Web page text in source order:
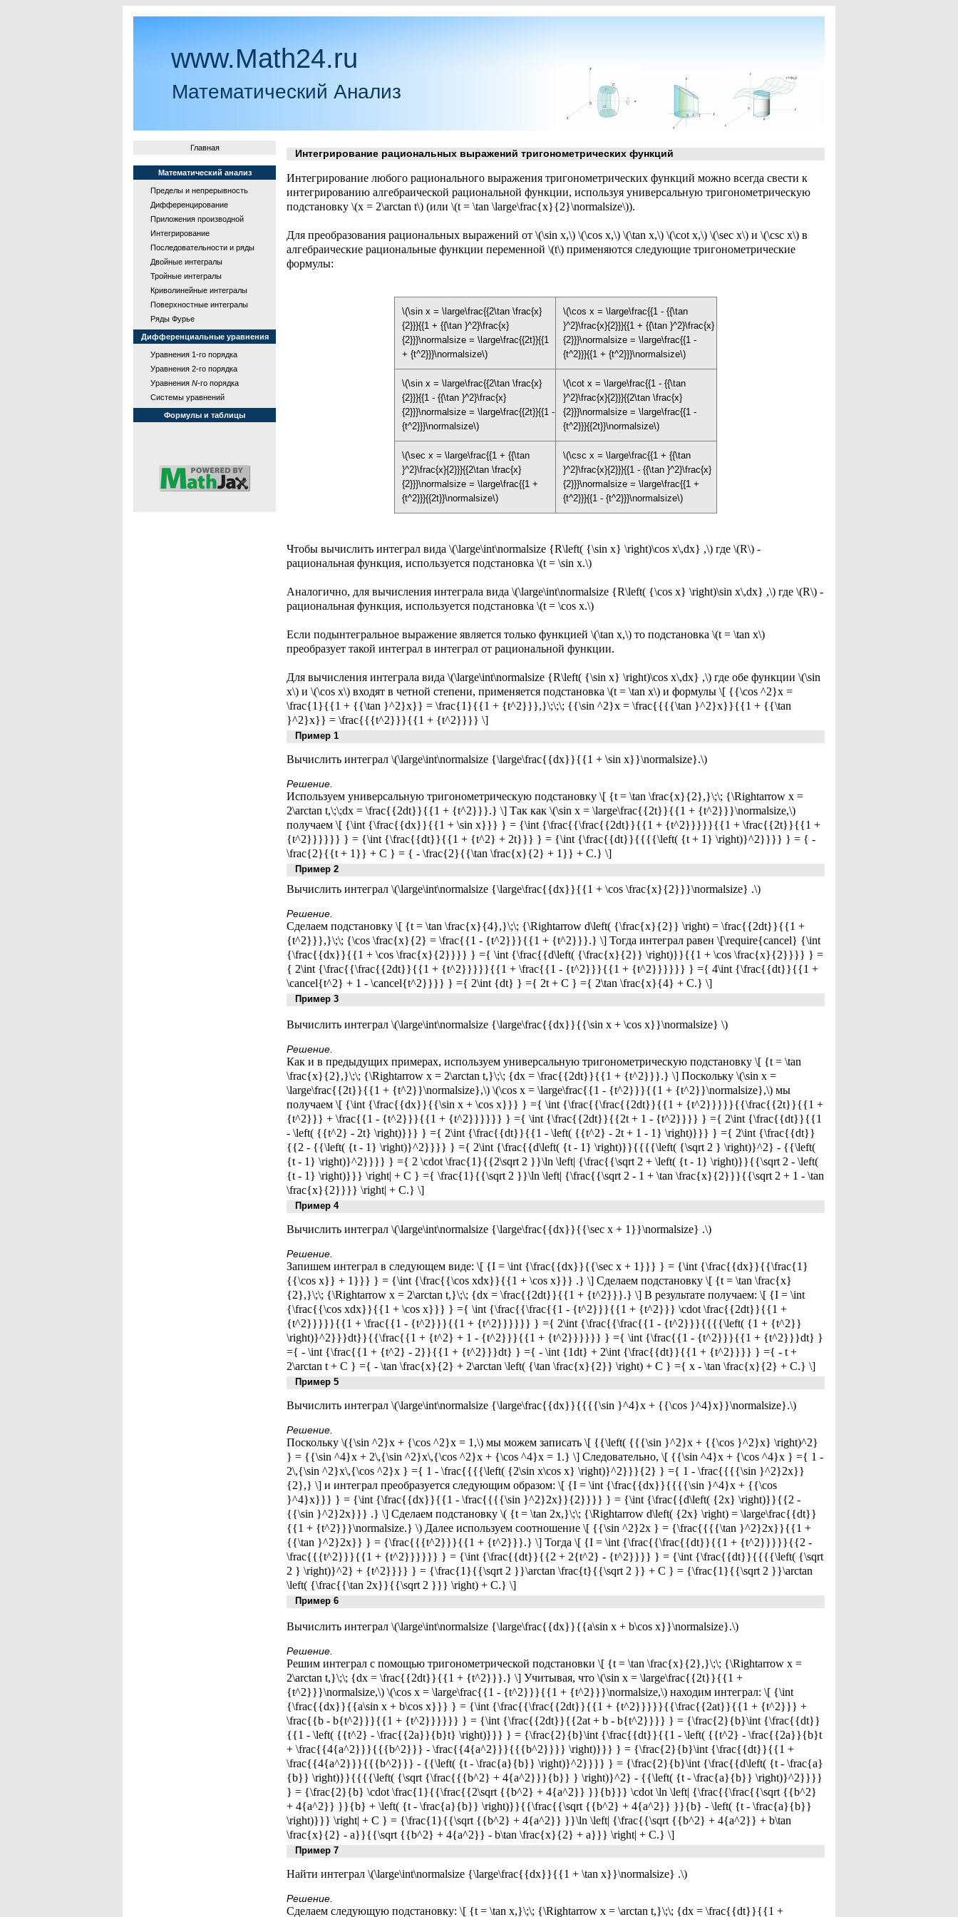
www.Math24.ru
Математический Анализ
Главная
Математический анализ
Пределы и непрерывность
Дифференцирование
Приложения производной
Интегрирование
Последовательности и ряды
Двойные интегралы
Тройные интегралы
Криволинейные интегралы
Поверхностные интегралы
Ряды Фурье
Дифференциальные уравнения
Уравнения 1-го порядка
Уравнения 2-го порядка
Уравнения N-го порядка
Системы уравнений
Формулы и таблицы
Интегрирование рациональных выражений тригонометрических функций
Интегрирование любого рационального выражения тригонометрических функций можно всегда свести к
интегрированию алгебраической рациональной функции, используя универсальную тригонометрическую
подстановку \(x = 2\arctan t\) (или \(t = \tan \large\frac{x}{2}\normalsize\)).
Для преобразования рациональных выражений от \(\sin x,\) \(\cos x,\) \(\tan x,\) \(\cot x,\) \(\sec x\) и \(\csc x\) в
алгебраические рациональные функции переменной \(t\) применяются следующие тригонометрические
формулы:
\(\sin x = \large\frac{{2\tan \frac{x}
{2}}}{{1 + {{\tan }^2}\frac{x}
{2}}}\normalsize = \large\frac{{2t}}{{1
+ {t^2}}}\normalsize\)
\(\cos x = \large\frac{{1 - {{\tan
}^2}\frac{x}{2}}}{{1 + {{\tan }^2}\frac{x}
{2}}}\normalsize = \large\frac{{1 -
{t^2}}}{{1 + {t^2}}}\normalsize\)
\(\sin x = \large\frac{{2\tan \frac{x}
{2}}}{{1 - {{\tan }^2}\frac{x}
{2}}}\normalsize = \large\frac{{2t}}{{1 -
{t^2}}}\normalsize\)
\(\cot x = \large\frac{{1 - {{\tan
}^2}\frac{x}{2}}}{{2\tan \frac{x}
{2}}}\normalsize = \large\frac{{1 -
{t^2}}}{{2t}}\normalsize\)
\(\sec x = \large\frac{{1 + {{\tan
}^2}\frac{x}{2}}}{{2\tan \frac{x}
{2}}}\normalsize = \large\frac{{1 +
{t^2}}}{{2t}}\normalsize\)
\(\csc x = \large\frac{{1 + {{\tan
}^2}\frac{x}{2}}}{{1 - {{\tan }^2}\frac{x}
{2}}}\normalsize = \large\frac{{1 +
{t^2}}}{{1 - {t^2}}}\normalsize\)
Чтобы вычислить интеграл вида \(\large\int\normalsize {R\left( {\sin x} \right)\cos x\,dx} ,\) где \(R\) -
рациональная функция, используется подстановка \(t = \sin x.\)
Аналогично, для вычисления интеграла вида \(\large\int\normalsize {R\left( {\cos x} \right)\sin x\,dx} ,\) где \(R\) -
рациональная функция, используется подстановка \(t = \cos x.\)
Если подынтегральное выражение является только функцией \(\tan x,\) то подстановка \(t = \tan x\)
преобразует такой интеграл в интеграл от рациональной функции.
Для вычисления интеграла вида \(\large\int\normalsize {R\left( {\sin x} \right)\cos x\,dx} ,\) где обе функции \(\sin
x\) и \(\cos x\) входят в четной степени, применяется подстановка \(t = \tan x\) и формулы \[ {{\cos ^2}x =
\frac{1}{{1 + {{\tan }^2}x}} = \frac{1}{{1 + {t^2}}},}\;\;\; {{\sin ^2}x = \frac{{{{\tan }^2}x}}{{1 + {{\tan
}^2}x}} = \frac{{{t^2}}}{{1 + {t^2}}}} \]
Пример 1
Вычислить интеграл \(\large\int\normalsize {\large\frac{{dx}}{{1 + \sin x}}\normalsize}.\)
Решение.
Используем универсальную тригонометрическую подстановку \[ {t = \tan \frac{x}{2},}\;\; {\Rightarrow x =
2\arctan t,\;\;dx = \frac{{2dt}}{{1 + {t^2}}}.} \] Так как \(\sin x = \large\frac{{2t}}{{1 + {t^2}}}\normalsize,\)
получаем \[ {\int {\frac{{dx}}{{1 + \sin x}}} } = {\int {\frac{{\frac{{2dt}}{{1 + {t^2}}}}}{{1 + \frac{{2t}}{{1 +
{t^2}}}}}} } = {\int {\frac{{dt}}{{1 + {t^2} + 2t}}} } = {\int {\frac{{dt}}{{{{\left( {t + 1} \right)}^2}}}} } = { -
\frac{2}{{t + 1}} + C } = { - \frac{2}{{\tan \frac{x}{2} + 1}} + C.} \]
Пример 2
Вычислить интеграл \(\large\int\normalsize {\large\frac{{dx}}{{1 + \cos \frac{x}{2}}}\normalsize} .\)
Решение.
Сделаем подстановку \[ {t = \tan \frac{x}{4},}\;\; {\Rightarrow d\left( {\frac{x}{2}} \right) = \frac{{2dt}}{{1 +
{t^2}}},}\;\; {\cos \frac{x}{2} = \frac{{1 - {t^2}}}{{1 + {t^2}}}.} \] Тогда интеграл равен \[\require{cancel} {\int
{\frac{{dx}}{{1 + \cos \frac{x}{2}}}} } ={ \int {\frac{{d\left( {\frac{x}{2}} \right)}}{{1 + \cos \frac{x}{2}}}} } =
{ 2\int {\frac{{\frac{{2dt}}{{1 + {t^2}}}}}{{1 + \frac{{1 - {t^2}}}{{1 + {t^2}}}}}} } ={ 4\int {\frac{{dt}}{{1 +
\cancel{t^2} + 1 - \cancel{t^2}}}} } ={ 2\int {dt} } ={ 2t + C } ={ 2\tan \frac{x}{4} + C.} \]
Пример 3
Вычислить интеграл \(\large\int\normalsize {\large\frac{{dx}}{{\sin x + \cos x}}\normalsize} \)
Решение.
Как и в предыдущих примерах, используем универсальную тригонометрическую подстановку \[ {t = \tan
\frac{x}{2},}\;\; {\Rightarrow x = 2\arctan t,}\;\; {dx = \frac{{2dt}}{{1 + {t^2}}}.} \] Поскольку \(\sin x =
\large\frac{{2t}}{{1 + {t^2}}\normalsize},\) \(\cos x = \large\frac{{1 - {t^2}}}{{1 + {t^2}}\normalsize},\) мы
получаем \[ {\int {\frac{{dx}}{{\sin x + \cos x}}} } ={ \int {\frac{{\frac{{2dt}}{{1 + {t^2}}}}}{{\frac{{2t}}{{1 +
{t^2}}} + \frac{{1 - {t^2}}}{{1 + {t^2}}}}}} } ={ \int {\frac{{2dt}}{{2t + 1 - {t^2}}}} } ={ 2\int {\frac{{dt}}{{1
- \left( {{t^2} - 2t} \right)}}} } ={ 2\int {\frac{{dt}}{{1 - \left( {{t^2} - 2t + 1 - 1} \right)}}} } ={ 2\int {\frac{{dt}}
{{2 - {{\left( {t - 1} \right)}^2}}}} } ={ 2\int {\frac{{d\left( {t - 1} \right)}}{{{{\left( {\sqrt 2 } \right)}^2} - {{\left(
{t - 1} \right)}^2}}}} } ={ 2 \cdot \frac{1}{{2\sqrt 2 }}\ln \left| {\frac{{\sqrt 2 + \left( {t - 1} \right)}}{{\sqrt 2 - \left(
{t - 1} \right)}}} \right| + C } ={ \frac{1}{{\sqrt 2 }}\ln \left| {\frac{{\sqrt 2 - 1 + \tan \frac{x}{2}}}{{\sqrt 2 + 1 - \tan
\frac{x}{2}}}} \right| + C.} \]
Пример 4
Вычислить интеграл \(\large\int\normalsize {\large\frac{{dx}}{{\sec x + 1}}\normalsize} .\)
Решение.
Запишем интеграл в следующем виде: \[ {I = \int {\frac{{dx}}{{\sec x + 1}}} } = {\int {\frac{{dx}}{{\frac{1}
{{\cos x}} + 1}}} } = {\int {\frac{{\cos xdx}}{{1 + \cos x}}} .} \] Сделаем подстановку \[ {t = \tan \frac{x}
{2},}\;\; {\Rightarrow x = 2\arctan t,}\;\; {dx = \frac{{2dt}}{{1 + {t^2}}}.} \] В результате получаем: \[ {I = \int
{\frac{{\cos xdx}}{{1 + \cos x}}} } ={ \int {\frac{{\frac{{1 - {t^2}}}{{1 + {t^2}}} \cdot \frac{{2dt}}{{1 +
{t^2}}}}}{{1 + \frac{{1 - {t^2}}}{{1 + {t^2}}}}}} } ={ 2\int {\frac{{\frac{{1 - {t^2}}}{{{{\left( {1 + {t^2}}
\right)}^2}}}dt}}{{\frac{{1 + {t^2} + 1 - {t^2}}}{{1 + {t^2}}}}}} } ={ \int {\frac{{1 - {t^2}}}{{1 + {t^2}}}dt} }
={ - \int {\frac{{1 + {t^2} - 2}}{{1 + {t^2}}}dt} } ={ - \int {1dt} + 2\int {\frac{{dt}}{{1 + {t^2}}}} } ={ - t +
2\arctan t + C } ={ - \tan \frac{x}{2} + 2\arctan \left( {\tan \frac{x}{2}} \right) + C } ={ x - \tan \frac{x}{2} + C.} \]
Пример 5
Вычислить интеграл \(\large\int\normalsize {\large\frac{{dx}}{{{{\sin }^4}x + {{\cos }^4}x}}\normalsize}.\)
Решение.
Поскольку \({\sin ^2}x + {\cos ^2}x = 1,\) мы можем записать \[ {{\left( {{{\sin }^2}x + {{\cos }^2}x} \right)^2}
} = {{\sin ^4}x + 2\,{\sin ^2}x\,{\cos ^2}x + {\cos ^4}x = 1.} \] Следовательно, \[ {{\sin ^4}x + {\cos ^4}x } ={ 1 -
2\,{\sin ^2}x\,{\cos ^2}x } ={ 1 - \frac{{{{\left( {2\sin x\cos x} \right)}^2}}}{2} } ={ 1 - \frac{{{{\sin }^2}2x}}
{2},} \] и интеграл преобразуется следующим образом: \[ {I = \int {\frac{{dx}}{{{{\sin }^4}x + {{\cos
}^4}x}}} } = {\int {\frac{{dx}}{{1 - \frac{{{{\sin }^2}2x}}{2}}}} } = {\int {\frac{{d\left( {2x} \right)}}{{2 -
{{\sin }^2}2x}}} .} \] Сделаем подстановку \( {t = \tan 2x,}\;\; {\Rightarrow d\left( {2x} \right) = \large\frac{{dt}}
{{1 + {t^2}}}\normalsize.} \) Далее используем соотношение \[ {{\sin ^2}2x } = {\frac{{{{\tan }^2}2x}}{{1 +
{{\tan }^2}2x}} } = {\frac{{{t^2}}}{{1 + {t^2}}}.} \] Тогда \[ {I = \int {\frac{{\frac{{dt}}{{1 + {t^2}}}}}{{2 -
\frac{{{t^2}}}{{1 + {t^2}}}}}} } = {\int {\frac{{dt}}{{2 + 2{t^2} - {t^2}}}} } = {\int {\frac{{dt}}{{{{\left( {\sqrt
2 } \right)}^2} + {t^2}}}} } = {\frac{1}{{\sqrt 2 }}\arctan \frac{t}{{\sqrt 2 }} + C } = {\frac{1}{{\sqrt 2 }}\arctan
\left( {\frac{{\tan 2x}}{{\sqrt 2 }}} \right) + C.} \]
Пример 6
Вычислить интеграл \(\large\int\normalsize {\large\frac{{dx}}{{a\sin x + b\cos x}}\normalsize}.\)
Решение.
Решим интеграл с помощью тригонометрической подстановки \[ {t = \tan \frac{x}{2},}\;\; {\Rightarrow x =
2\arctan t,}\;\; {dx = \frac{{2dt}}{{1 + {t^2}}}.} \] Учитывая, что \(\sin x = \large\frac{{2t}}{{1 +
{t^2}}}\normalsize,\) \(\cos x = \large\frac{{1 - {t^2}}}{{1 + {t^2}}}\normalsize,\) находим интеграл: \[ {\int
{\frac{{dx}}{{a\sin x + b\cos x}}} } = {\int {\frac{{\frac{{2dt}}{{1 + {t^2}}}}}{{\frac{{2at}}{{1 + {t^2}}} +
\frac{{b - b{t^2}}}{{1 + {t^2}}}}}} } = {\int {\frac{{2dt}}{{2at + b - b{t^2}}}} } = {\frac{2}{b}\int {\frac{{dt}}
{{1 - \left( {{t^2} - \frac{{2a}}{b}t} \right)}}} } = {\frac{2}{b}\int {\frac{{dt}}{{1 - \left( {{t^2} - \frac{{2a}}{b}t
+ \frac{{4{a^2}}}{{{b^2}}} - \frac{{4{a^2}}}{{{b^2}}}} \right)}}} } = {\frac{2}{b}\int {\frac{{dt}}{{1 +
\frac{{4{a^2}}}{{{b^2}}} - {{\left( {t - \frac{a}{b}} \right)}^2}}}} } = {\frac{2}{b}\int {\frac{{d\left( {t - \frac{a}
{b}} \right)}}{{{{\left( {\sqrt {\frac{{{b^2} + 4{a^2}}}{b}} } \right)}^2} - {{\left( {t - \frac{a}{b}} \right)}^2}}}}
} = {\frac{2}{b} \cdot \frac{1}{{\frac{{2\sqrt {{b^2} + 4{a^2}} }}{b}}} \cdot \ln \left| {\frac{{\frac{{\sqrt {{b^2}
+ 4{a^2}} }}{b} + \left( {t - \frac{a}{b}} \right)}}{{\frac{{\sqrt {{b^2} + 4{a^2}} }}{b} - \left( {t - \frac{a}{b}}
\right)}}} \right| + C } = {\frac{1}{{\sqrt {{b^2} + 4{a^2}} }}\ln \left| {\frac{{\sqrt {{b^2} + 4{a^2}} + b\tan
\frac{x}{2} - a}}{{\sqrt {{b^2} + 4{a^2}} - b\tan \frac{x}{2} + a}}} \right| + C.} \]
Пример 7
Найти интеграл \(\large\int\normalsize {\large\frac{{dx}}{{1 + \tan x}}\normalsize} .\)
Решение.
Сделаем следующую подстановку: \[ {t = \tan x,}\;\; {\Rightarrow x = \arctan t,}\;\; {dx = \frac{{dt}}{{1 +